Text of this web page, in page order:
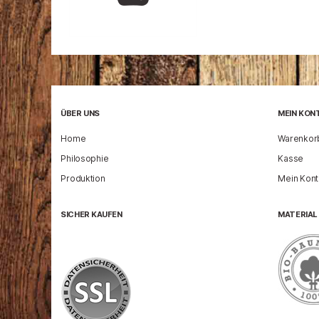
ÜBER UNS
Home
Philosophie
Produktion
SICHER KAUFEN
MEIN
Kasse
Mein
MATERIAL